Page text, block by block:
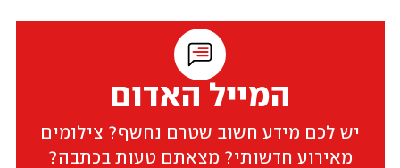
המייל האדום
יש לכם מידע חשוב שטרם נחשף? צילומים
מאירוע חדשותי? מצאתם טעות בכתבה?